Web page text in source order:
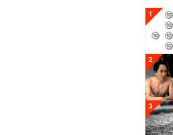
1
2
3